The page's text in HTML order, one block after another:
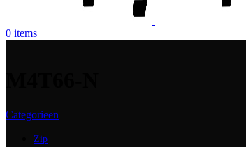
0 items
Categorieen
Zip